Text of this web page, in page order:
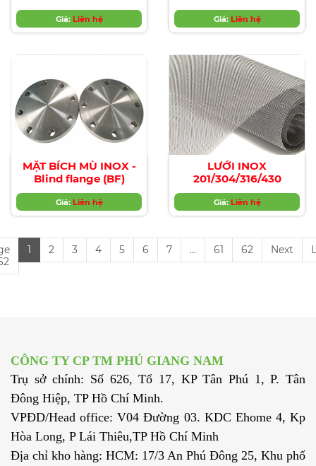
Giá: Liên hệ Giá: Liên hệ
MẶT BÍCH MÙ INOX -
Blind flange (BF)
Giá: Liên hệ
LƯỚI INOX
201/304/316/430
Giá: Liên hệ
1 2 3 4 5 6 7 ... 61 62 Next
CÔNG TY CP TM PHÚ GIANG NAM
Trụ sở chính: Số 626, Tổ 17, KP Tân Phú 1, P. Tân
Đông Hiệp, TP Hồ Chí Minh.
VPĐD/Head office: V04 Đường 03. KDC Ehome 4, Kp
Hòa Long, P Lái Thiêu,TP Hồ Chí Minh
Địa chỉ kho hàng: HCM: 17/3 An Phú Đông 25, Khu phố